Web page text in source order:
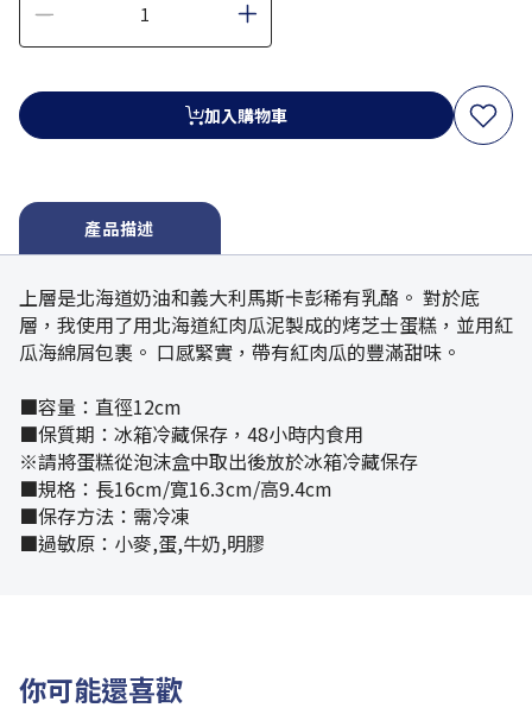
加入購物車
產品描述
上層是北海道奶油和義大利馬斯卡彭稀有乳酪。 對於底
層，我使用了用北海道紅肉瓜泥製成的烤芝士蛋糕，並用紅
瓜海綿屑包裹。 口感緊實，帶有紅肉瓜的豐滿甜味。
■容量：直徑12cm
■保質期：冰箱冷藏保存，48小時内食用
※請將蛋糕從泡沫盒中取出後放於冰箱冷藏保存
■規格：長16cm/寛16.3cm/高9.4cm
■保存方法：需冷凍
■過敏原：小麥,蛋,牛奶,明膠
你可能還喜歡